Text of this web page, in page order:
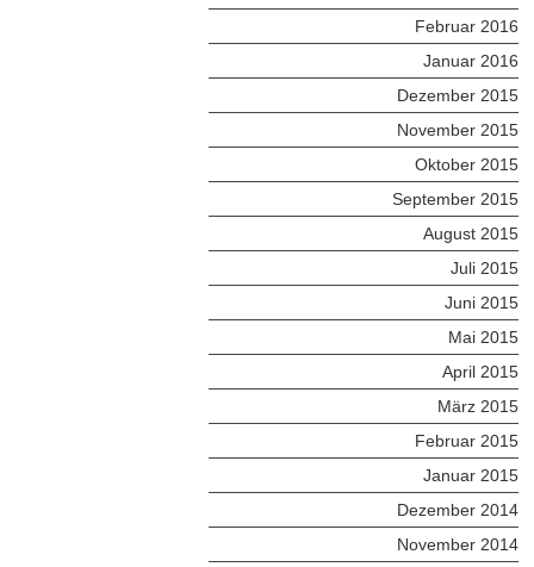
Februar 2016
Januar 2016
Dezember 2015
November 2015
Oktober 2015
September 2015
August 2015
Juli 2015
Juni 2015
Mai 2015
April 2015
März 2015
Februar 2015
Januar 2015
Dezember 2014
November 2014